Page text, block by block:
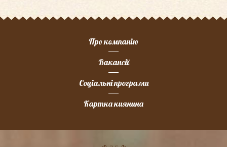
Про компанію
Вакансії
Соціальні програми
Картка киянина